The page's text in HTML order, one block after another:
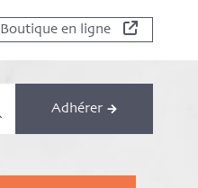
Boutique en ligne
Adhérer